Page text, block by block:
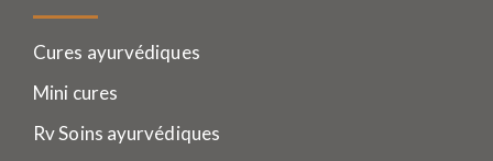
Cures ayurvédiques
Mini cures
Rv Soins ayurvédiques